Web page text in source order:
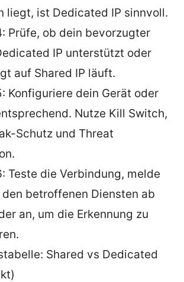
liegt, ist Dedicated IP sinnvoll.
Prüfe, ob dein bevorzugter
IP unterstützt oder
auf Shared IP läuft.
Konfiguriere dein Gerät oder
Nutze Kill Switch,
Schutz und Threat
Teste die Verbindung, melde
betroffenen Diensten ab
an, um die Erkennung zu
Shared vs Dedicated